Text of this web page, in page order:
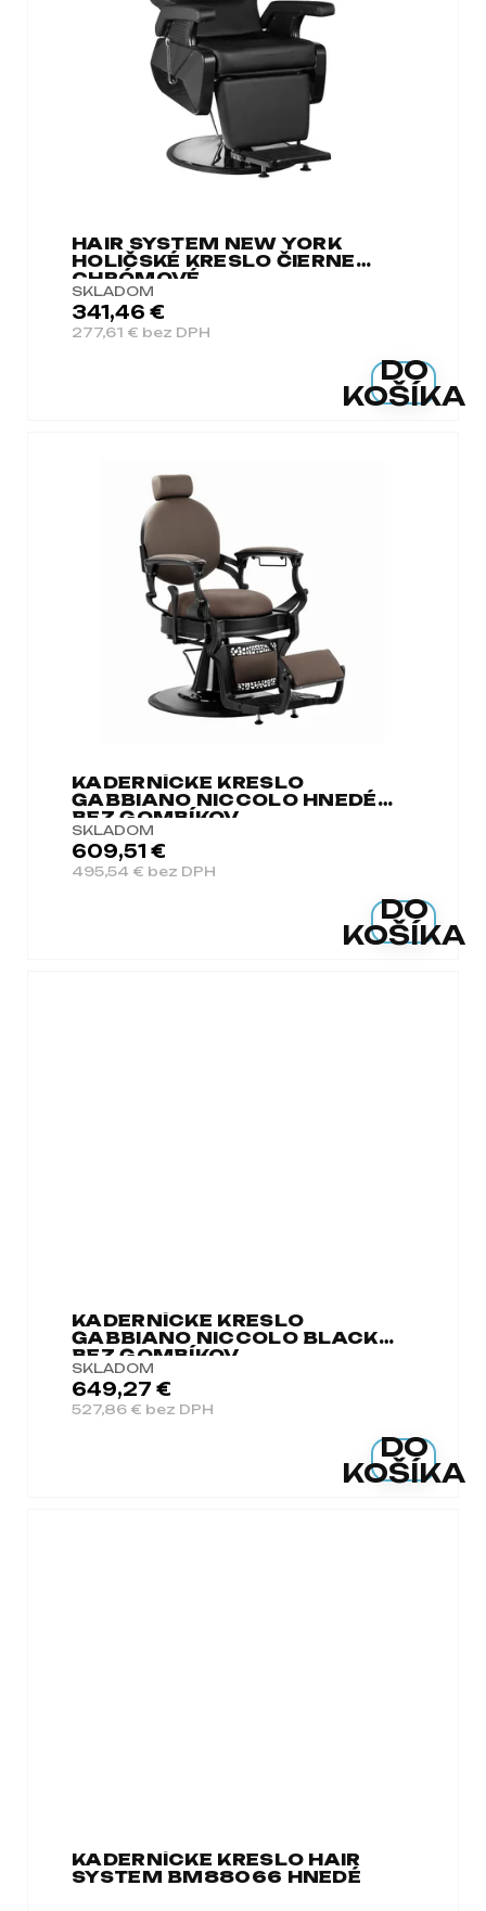
HAIR SYSTEM NEW YORK
HOLIČSKÉ KRESLO ČIERNE
CHRÓMOVÉ
SKLADOM
277,61 € bez DPH
341,46 €
DO
KOŠÍKA
KADERNÍCKE KRESLO
GABBIANO NICCOLO HNEDÉ
BEZ GOMBÍKOV
SKLADOM
495,54 € bez DPH
609,51 €
DO
KOŠÍKA
KADERNÍCKE KRESLO
GABBIANO NICCOLO BLACK
BEZ GOMBÍKOV
SKLADOM
527,86 € bez DPH
649,27 €
DO
KOŠÍKA
KADERNÍCKE KRESLO HAIR
SYSTEM BM88066 HNEDÉ